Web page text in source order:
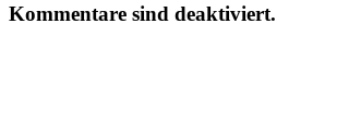
Kommentare sind deaktiviert.